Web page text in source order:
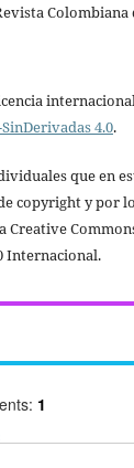
Colombiana
4.0.
que en
copyright y por
Creative
Internacional.
1